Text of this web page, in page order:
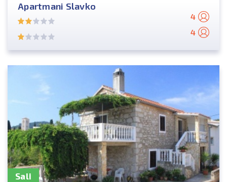
Apartmani Slavko
4
4
Sali